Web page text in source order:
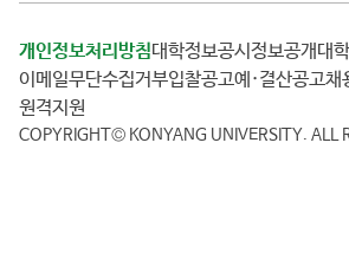
개인정보처리방침 대학정보공시 정보공개
이메일무단수집거부
입찰공고 예·결산공고
원격지원
COPYRIGHT© KONYANG UNIVERSITY. ALL